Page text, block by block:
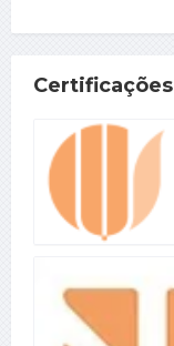
Certificações